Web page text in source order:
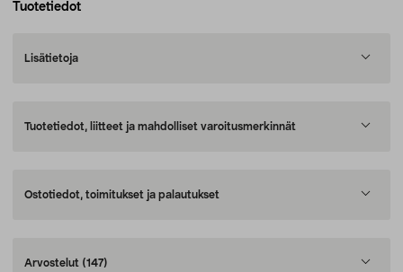
Tuotetiedot
Lisätietoja
Tuotetiedot, liitteet ja mahdolliset varoitusmerkinnät
Ostotiedot, toimitukset ja palautukset
Arvostelut (147)